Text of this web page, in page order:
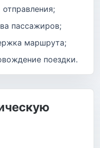
пассажиров;
маршрута;
поездки.